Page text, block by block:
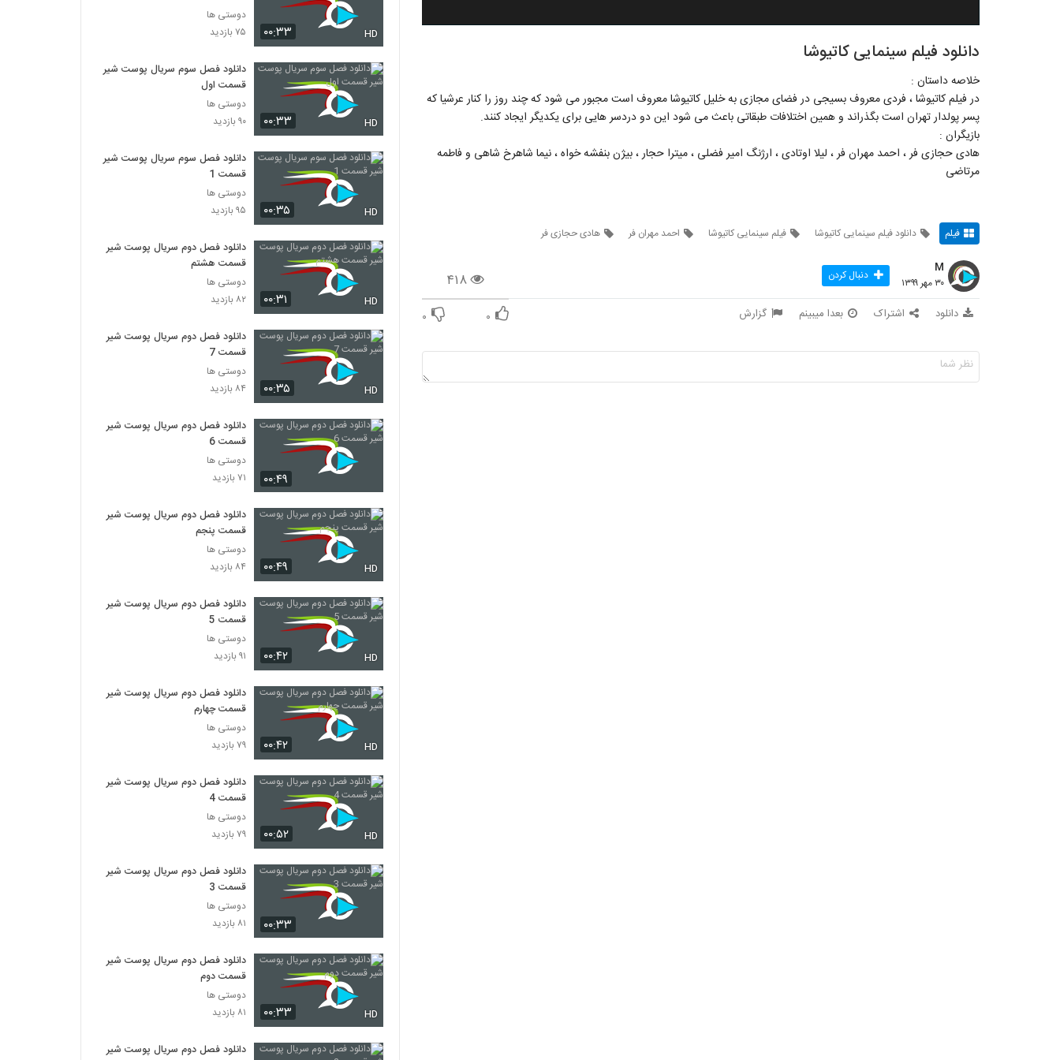
دانلود فیلم سینمایی کاتیوشا
خلاصه داستان :
در فیلم کاتیوشا ، فردی معروف بسیجی در فضای مجازی به خلیل کاتیوشا معروف است مجبور می شود که چند روز را کنار عرشیا که
پسر پولدار تهران است بگذراند و همین اختلافات طبقاتی باعث می شود این دو دردسر هایی برای یکدیگر ایجاد کنند.
بازیگران :
هادی حجازی فر ، احمد مهران فر ، لیلا اوتادی ، ارژنگ امیر فضلی ، میترا حجار ، بیژن بنفشه خواه ، نیما شاهرخ شاهی و فاطمه
مرتاضی
فیلم دانلود فیلم سینمایی کاتیوشا فیلم سینمایی کاتیوشا احمد مهران فر هادی حجازی فر
۴۱۸
M
۳۰ مهر ۱۳۹۹ دنبال کردن
دانلود اشتراک بعدا میبینم گزارش ۰ ۰
۰۰:۳۳ HD
دوستی ها
۷۵ بازدید
۰۰:۳۳ HD
دانلود فصل سوم سریال پوست شیر
قسمت اول
دوستی ها
۹۰ بازدید
۰۰:۳۵ HD
دانلود فصل سوم سریال پوست شیر
قسمت 1
دوستی ها
۹۵ بازدید
۰۰:۳۱ HD
دانلود فصل دوم سریال پوست شیر
قسمت هشتم
دوستی ها
۸۲ بازدید
۰۰:۳۵ HD
دانلود فصل دوم سریال پوست شیر
قسمت 7
دوستی ها
۸۴ بازدید
۰۰:۴۹
دانلود فصل دوم سریال پوست شیر
قسمت 6
دوستی ها
۷۱ بازدید
۰۰:۴۹ HD
دانلود فصل دوم سریال پوست شیر
قسمت پنجم
دوستی ها
۸۴ بازدید
۰۰:۴۲ HD
دانلود فصل دوم سریال پوست شیر
قسمت 5
دوستی ها
۹۱ بازدید
۰۰:۴۲ HD
دانلود فصل دوم سریال پوست شیر
قسمت چهارم
دوستی ها
۷۹ بازدید
۰۰:۵۲ HD
دانلود فصل دوم سریال پوست شیر
قسمت 4
دوستی ها
۷۹ بازدید
۰۰:۳۳
دانلود فصل دوم سریال پوست شیر
قسمت 3
دوستی ها
۸۱ بازدید
۰۰:۳۳ HD
دانلود فصل دوم سریال پوست شیر
قسمت دوم
دوستی ها
۸۱ بازدید
دانلود فصل دوم سریال پوست شیر